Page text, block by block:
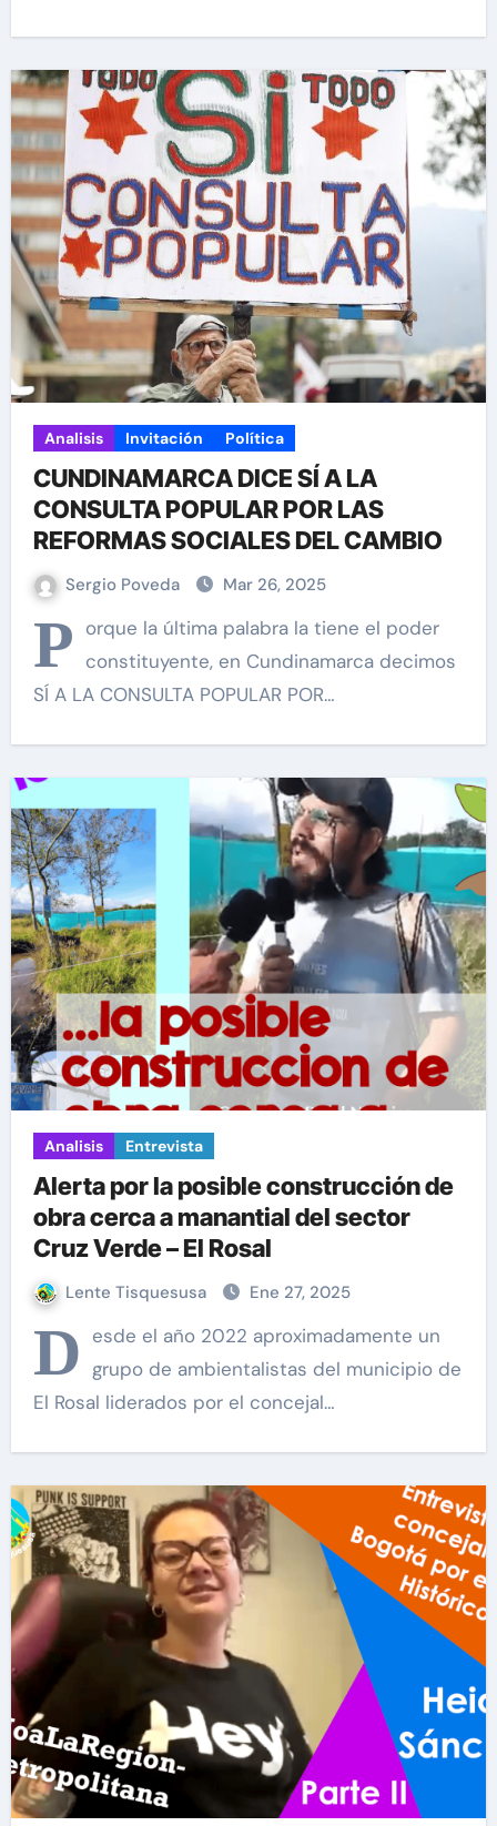
Analisis Invitación Política
CUNDINAMARCA DICE SÍ A LA
CONSULTA POPULAR POR LAS
REFORMAS SOCIALES DEL CAMBIO
Sergio Poveda Mar 26, 2025
P orque la última palabra la tiene el poder
constituyente, en Cundinamarca decimos
SÍ A LA CONSULTA POPULAR POR…
Analisis Entrevista
Alerta por la posible construcción de
obra cerca a manantial del sector
Cruz Verde – El Rosal
Lente Tisquesusa Ene 27, 2025
D esde el año 2022 aproximadamente un
grupo de ambientalistas del municipio de
El Rosal liderados por el concejal…